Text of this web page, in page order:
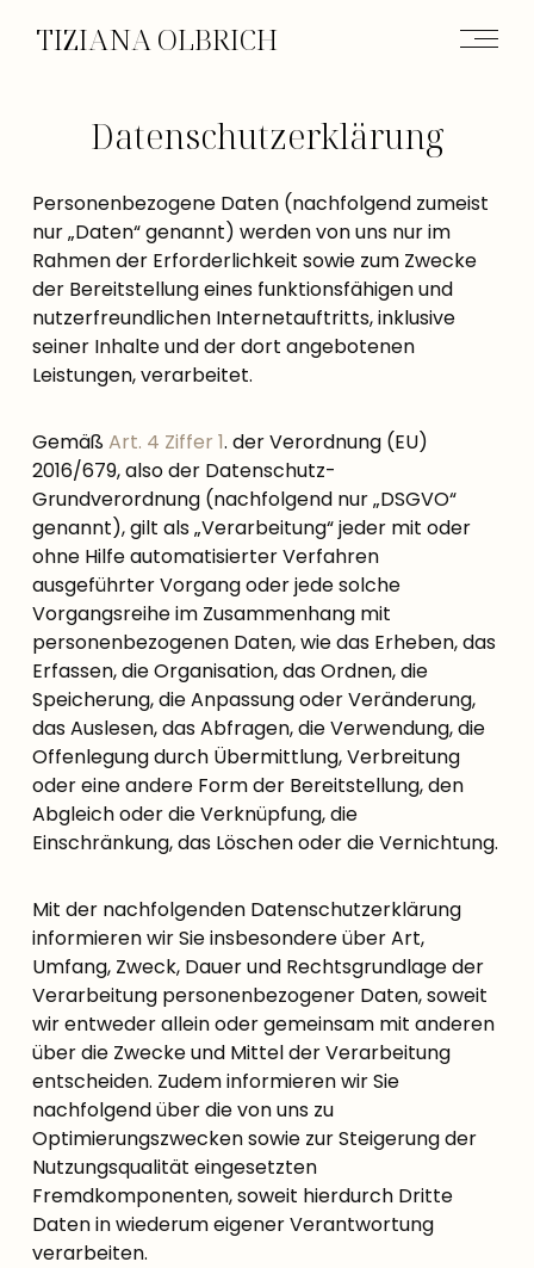
TIZIANA OLBRICH
Datenschutzerklärung
Personenbezogene Daten (nachfolgend zumeist
nur „Daten“ genannt) werden von uns nur im
Rahmen der Erforderlichkeit sowie zum Zwecke
der Bereitstellung eines funktionsfähigen und
nutzerfreundlichen Internetauftritts, inklusive
seiner Inhalte und der dort angebotenen
Leistungen, verarbeitet.
GemäßArt. 4 Ziffer 1. der Verordnung (EU)
2016/679, also der Datenschutz-
Grundverordnung (nachfolgend nur „DSGVO“
genannt), gilt als „Verarbeitung“ jeder mit oder
ohne Hilfe automatisierter Verfahren
ausgeführter Vorgang oder jede solche
Vorgangsreihe im Zusammenhang mit
personenbezogenen Daten, wie das Erheben, das
Erfassen, die Organisation, das Ordnen, die
Speicherung, die Anpassung oder Veränderung,
das Auslesen, das Abfragen, die Verwendung, die
Offenlegung durch Übermittlung, Verbreitung
oder eine andere Form der Bereitstellung, den
Abgleich oder die Verknüpfung, die
Einschränkung, das Löschen oder die Vernichtung.
Mit der nachfolgenden Datenschutzerklärung
informieren wir Sie insbesondere über Art,
Umfang, Zweck, Dauer und Rechtsgrundlage der
Verarbeitung personenbezogener Daten, soweit
wir entweder allein oder gemeinsam mit anderen
über die Zwecke und Mittel der Verarbeitung
entscheiden. Zudem informieren wir Sie
nachfolgend über die von uns zu
Optimierungszwecken sowie zur Steigerung der
Nutzungsqualität eingesetzten
Fremdkomponenten, soweit hierdurch Dritte
Daten in wiederum eigener Verantwortung
verarbeiten.